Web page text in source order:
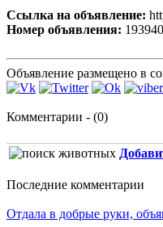
Ссылка на объявление:
Номер объявления: 193940
Объявление размещено в
Комментарии - (0)
Последние комментарии
Отдала в добрые руки,